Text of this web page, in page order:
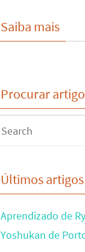
Saiba mais
Procurar
Últimos artigos
Aprendizado de
Yoshukan de